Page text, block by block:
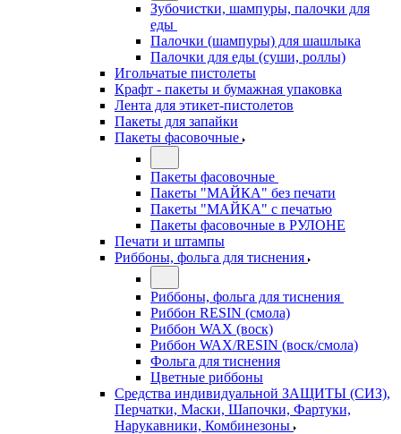
Зубочистки, шампуры, палочки для
еды
Палочки (шампуры) для шашлыка
Палочки для еды (суши, роллы)
Игольчатые пистолеты
Крафт - пакеты и бумажная упаковка
Лента для этикет-пистолетов
Пакеты для запайки
Пакеты фасовочные
Пакеты фасовочные
Пакеты "МАЙКА" без печати
Пакеты "МАЙКА" с печатью
Пакеты фасовочные в РУЛОНЕ
Печати и штампы
Риббоны, фольга для тиснения
Риббоны, фольга для тиснения
Риббон RESIN (смола)
Риббон WAX (воск)
Риббон WAX/RESIN (воск/смола)
Фольга для тиснения
Цветные риббоны
Средства индивидуальной ЗАЩИТЫ (СИЗ),
Перчатки, Маски, Шапочки, Фартуки,
Нарукавники, Комбинезоны